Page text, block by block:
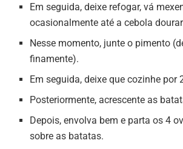
Em seguida, deixe refogar, vá
ocasionalmente até a cebola
Nesse momento, junte o pimento
finamente).
Em seguida, deixe que cozinhe por
Posteriormente, acrescente as
Depois, envolva bem e parta os 4
sobre as batatas.